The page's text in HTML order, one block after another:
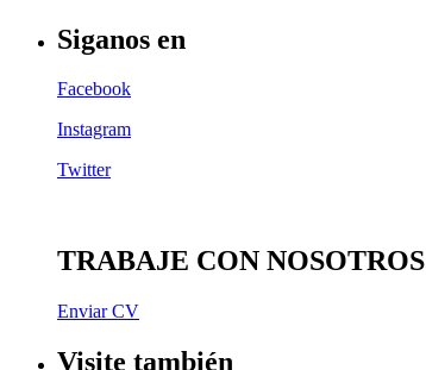
Siganos en
Facebook
Instagram
Twitter
TRABAJE CON NOSOTROS
Enviar CV
Visite también